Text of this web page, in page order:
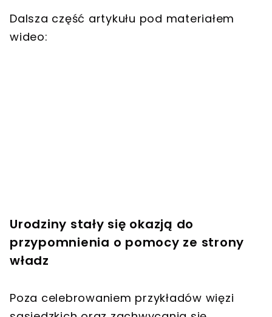
Dalsza część artykułu pod materiałem
wideo:
Urodziny stały się okazją do
przypomnienia o pomocy ze strony
władz
Poza celebrowaniem przykładów więzi